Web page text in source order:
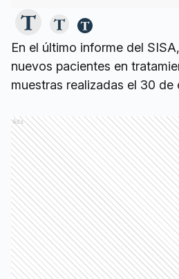
En el último informe del
nuevos pacientes en
muestras realizadas el 30 de
Ads